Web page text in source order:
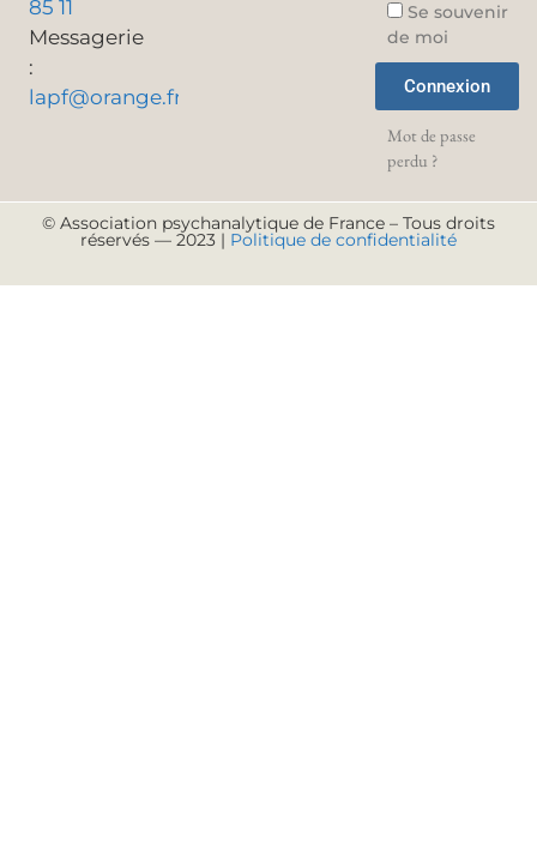
85 11
Messagerie
:
lapf@orange.fr
Se souvenir
de moi
Connexion
Mot de passe
perdu ?
© Association psychanalytique de France – Tous droits
réservés — 2023 | Politique de confidentialité